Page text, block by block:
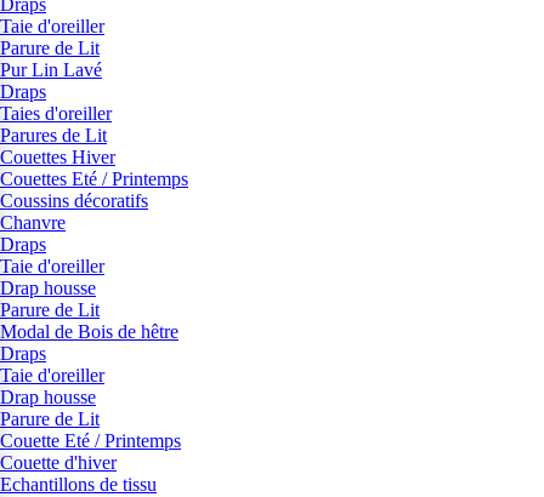
Draps
Taie d'oreiller
Parure de Lit
Pur Lin Lavé
Draps
Taies d'oreiller
Parures de Lit
Couettes Hiver
Couettes Eté / Printemps
Coussins décoratifs
Chanvre
Draps
Taie d'oreiller
Drap housse
Parure de Lit
Modal de Bois de hêtre
Draps
Taie d'oreiller
Drap housse
Parure de Lit
Couette Eté / Printemps
Couette d'hiver
Echantillons de tissu